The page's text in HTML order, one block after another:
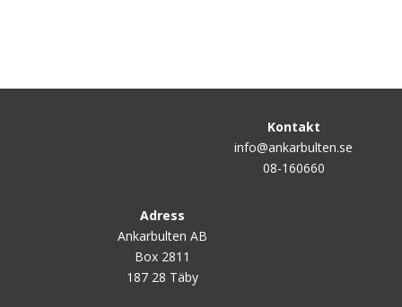
Kontakt
info@ankarbulten.se
08-160660
Adress
Ankarbulten AB
Box 2811
187 28 Täby